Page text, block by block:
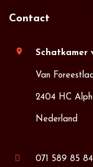
Contact
location_on Schatkamer
Van
2404 HC
Nederland
071 589 85 84